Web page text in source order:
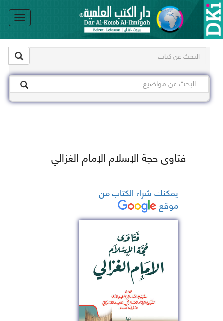
فتاوى حجة الإسلام الإمام الغزالي
يمكنك شراء الكتاب من
موقع